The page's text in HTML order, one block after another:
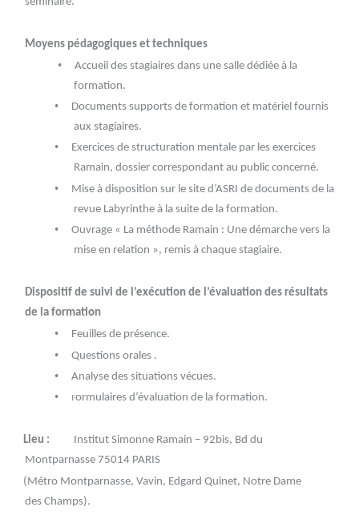
Moyens pédagogiques et techniques
•
Accueil des stagiaires dans une salle dédiée à la
formation.
•
Documents supports de formation et matériel fournis
aux stagiaires.
•
Exercices de structuration mentale par les exercices
Ramain, dossier correspondant au public concerné.
•
Mise à disposition sur le site d’ASRI de documents de la
revue Labyrinthe à la suite de la formation.
•
Ouvrage « La méthode Ramain : Une démarche vers la
mise en relation », remis à chaque stagiaire.
Dispositif de suivi de l’exécution de l’évaluation des résultats
de la formation
• Feuilles de présence.
• Questions orales .
• Analyse des situations vécues.
•Formulaires d’évaluation de la formation.
Lieu : Institut Simonne Ramain – 92bis, Bd du
Montparnasse 75014 PARIS
(Métro Montparnasse, Vavin, Edgard Quinet, Notre Dame
desChamps).